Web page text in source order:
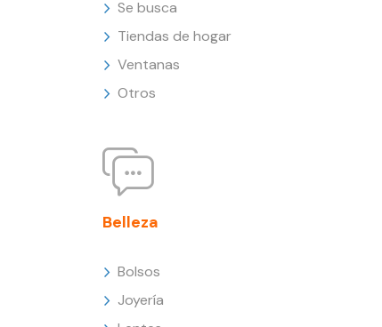
Se busca
Tiendas de hogar
Ventanas
Otros
Belleza
Bolsos
Joyería